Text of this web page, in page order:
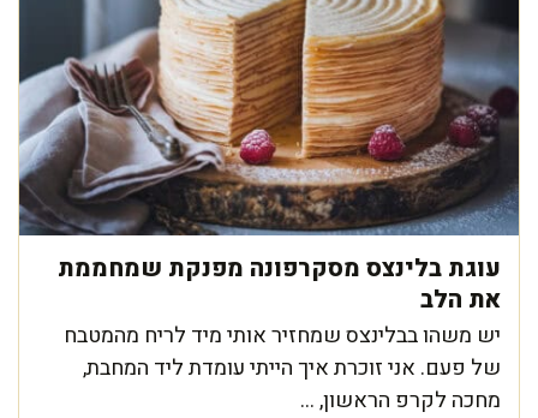
עוגת בלינצס מסקרפונה מפנקת שמחממת
את הלב
יש משהו בבלינצס שמחזיר אותי מיד לריח מהמטבח
של פעם. אני זוכרת איך הייתי עומדת ליד המחבת,
מחכה לקרפ הראשון, ...